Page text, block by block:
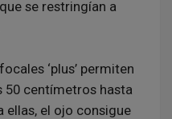
se restringían a
‘plus’ permiten
50 centímetros hasta
ellas, el ojo consigue